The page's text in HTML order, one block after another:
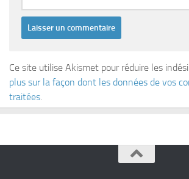
Ce site utilise Akismet pour réduire les
plus sur la façon dont les données de vos
traitées.